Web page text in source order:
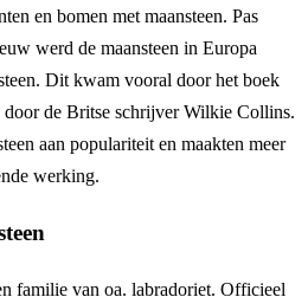
en bomen met maansteen. Pas
werd de maansteen in Europa
Dit kwam vooral door het boek
door de Britse schrijver Wilkie Collins.
aan populariteit en maakten meer
werking.
familie van oa. labradoriet. Officieel